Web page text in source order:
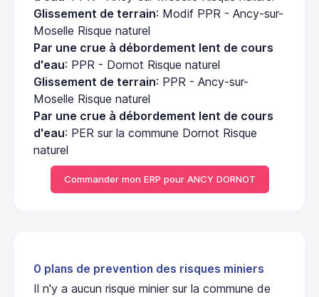
Glissement de terrain: Modif PPR - Ancy-sur-
Moselle Risque naturel
Par une crue à débordement lent de cours
d'eau: PPR - Dornot Risque naturel
Glissement de terrain: PPR - Ancy-sur-
Moselle Risque naturel
Par une crue à débordement lent de cours
d'eau: PER sur la commune Dornot Risque
naturel
Commander mon ERP pour ANCY DORNOT
0 plans de prevention des risques miniers
Il n'y a aucun risque minier sur la commune de